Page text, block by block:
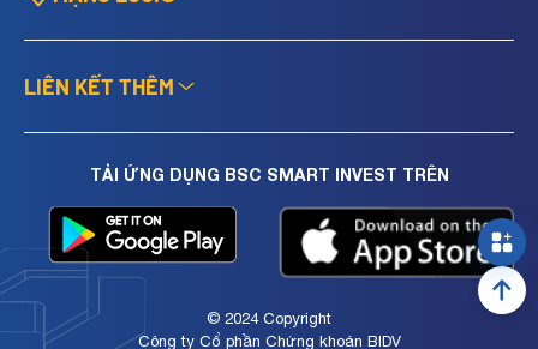
LIÊN KẾT THÊM
TẢI ỨNG DỤNG BSC SMART INVEST TRÊN
© 2024 Copyright
Công ty Cổ phần Chứng khoán BIDV